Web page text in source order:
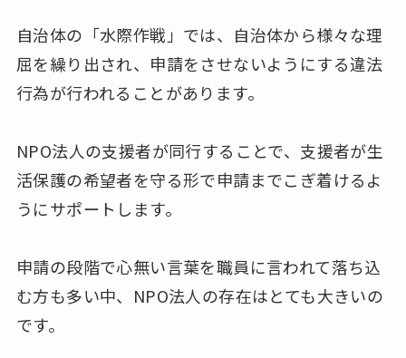
自治体の「水際作戦」では、自治体から様々な理
屈を繰り出され、申請をさせないようにする違法
行為が行われることがあります。
NPO法人の支援者が同行することで、支援者が生
活保護の希望者を守る形で申請までこぎ着けるよ
うにサポートします。
申請の段階で心無い言葉を職員に言われて落ち込
む方も多い中、NPO法人の存在はとても大きいの
です。